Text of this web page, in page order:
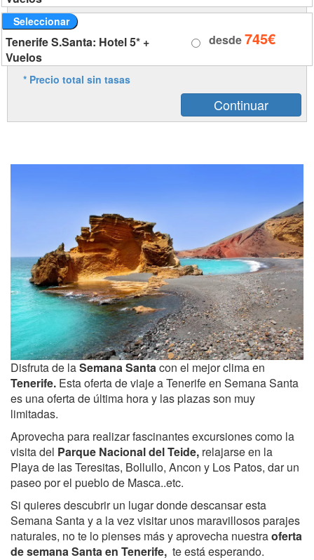
Seleccionar
Tenerife S.Santa: Hotel 5* +
Vuelos
desde745€
* Precio total sin tasas
Disfruta de laSemana Santacon el mejor clima en
Tenerife. Esta oferta de viaje a Tenerife en Semana Santa
es una oferta de última hora y las plazas son muy
limitadas.
Aprovecha para realizar fascinantes excursiones como la
visita del Parque Nacional del Teide, relajarse en la
Playa de las Teresitas, Bollullo, Ancon y Los Patos, dar un
paseo por el pueblo de Masca..etc.
Si quieres descubrir un lugar donde descansar esta
Semana Santa y a la vez visitar unos maravillosos parajes
naturales, no te lo pienses más y aprovecha nuestraoferta
de semana Santa en Tenerife, te está esperando.